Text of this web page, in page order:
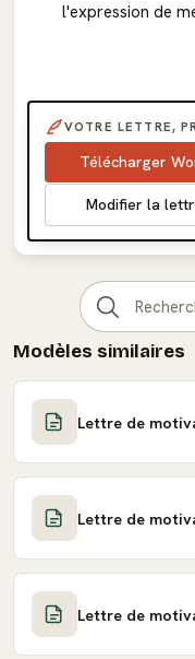
l'expression de
VOTRE LETTRE,
Télécharger
Modifier la
Modèles similaires
Lettre de
Lettre de
Lettre de